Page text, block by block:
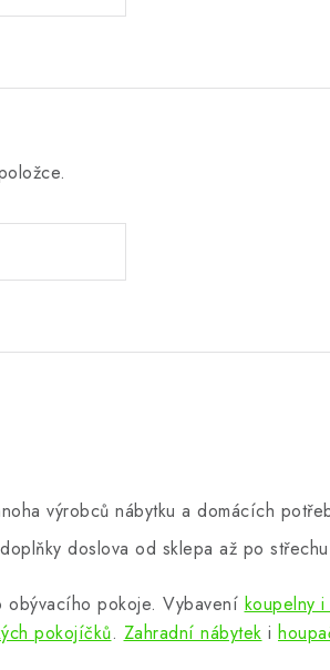
výrobců nábytku a domácích
doslova od sklepa až po
obývacího pokoje. Vybavení koupelny
pokojíčků. Zahradní nábytek i